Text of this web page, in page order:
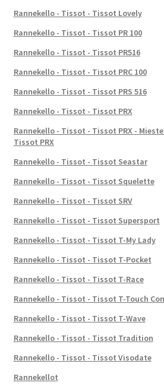
Rannekello - Tissot - Tissot Lovely
Rannekello - Tissot - Tissot PR 100
Rannekello - Tissot - Tissot PR516
Rannekello - Tissot - Tissot PRC 100
Rannekello - Tissot - Tissot PRS 516
Rannekello - Tissot - Tissot PRX
Rannekello - Tissot - Tissot PRX -
Tissot PRX
Rannekello - Tissot - Tissot Seastar
Rannekello - Tissot - Tissot Squelette
Rannekello - Tissot - Tissot SRV
Rannekello - Tissot - Tissot Supersport
Rannekello - Tissot - Tissot T-My Lady
Rannekello - Tissot - Tissot T-Pocket
Rannekello - Tissot - Tissot T-Race
Rannekello - Tissot - Tissot T-Touch
Rannekello - Tissot - Tissot T-Wave
Rannekello - Tissot - Tissot Tradition
Rannekello - Tissot - Tissot Visodate
Rannekellot